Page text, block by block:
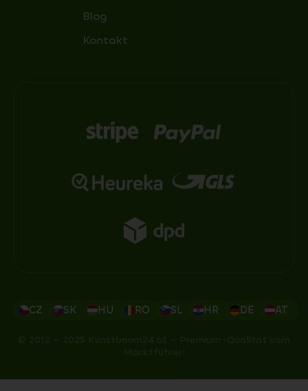
Blog
Kontakt
CZ SK HU RO SL HR DE AT